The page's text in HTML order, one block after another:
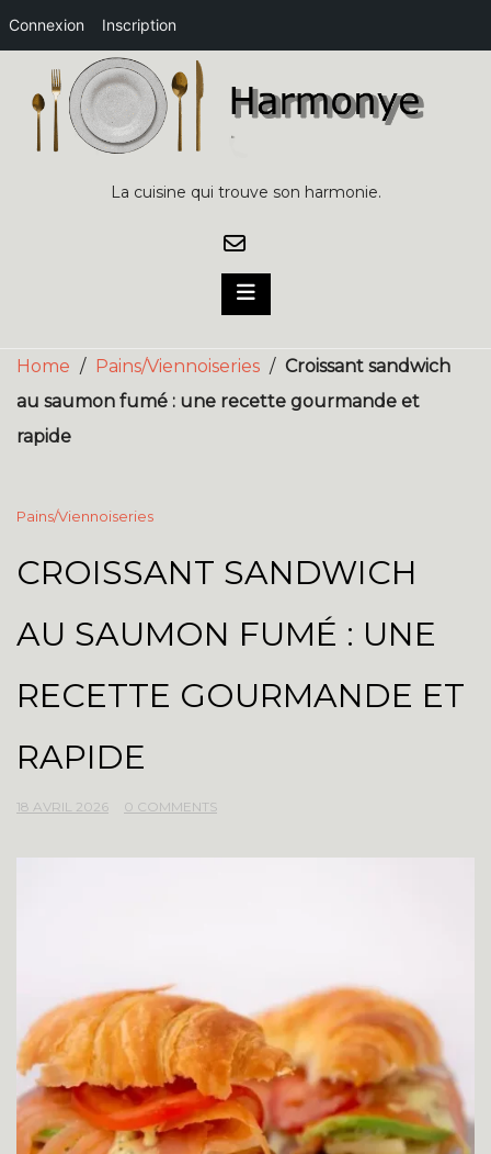
Connexion Inscription
content
La cuisine qui trouve son harmonie.
Home / Pains/Viennoiseries / Croissant sandwich
au saumon fumé : une recette gourmande et
rapide
Pains/Viennoiseries
CROISSANT SANDWICH
AU SAUMON FUMÉ : UNE
RECETTE GOURMANDE ET
RAPIDE
18 AVRIL 2026 0 COMMENTS